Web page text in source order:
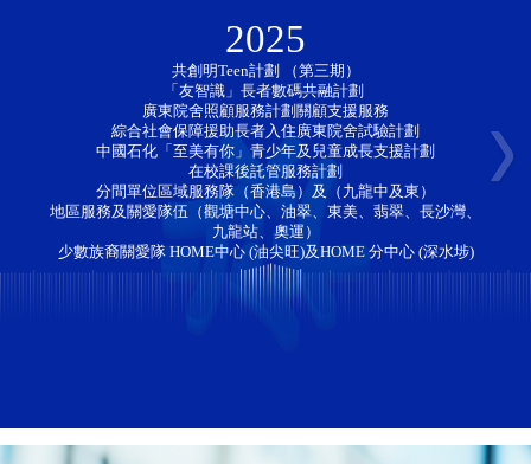
2025
共創明Teen計劃 （第三期）
「友智識」長者數碼共融計劃
廣東院舍照顧服務計劃關顧支援服務
綜合社會保障援助長者入住廣東院舍試驗計劃
中國石化「至美有你」青少年及兒童成長支援計劃
在校課後託管服務計劃
分間單位區域服務隊（香港島）及（九龍中及東）
地區服務及關愛隊伍（觀塘中心、油翠、東美、翡翠、長沙灣、
九龍站、奧運）
少數族裔關愛隊 HOME中心 (油尖旺)及HOME 分中心 (深水埗)